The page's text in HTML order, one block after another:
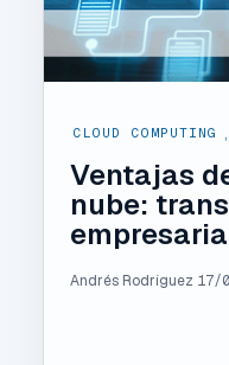
CLOUD COMPUTING
Ventajas
nube:
Andrés Rodríguez 17/